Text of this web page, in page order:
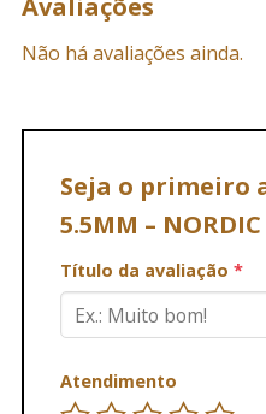
Não há avaliações ainda.
Seja o primeiro a
5.5MM – NORDIC
Título da avaliação *
Atendimento